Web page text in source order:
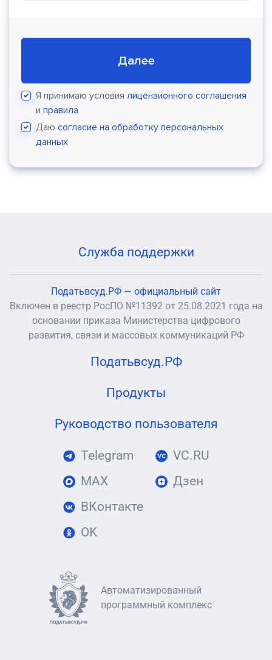
Далее
Я принимаю условия лицензионного соглашения
и правила
Даю согласие на обработку персональных
данных
Служба поддержки
Податьвсуд.РФ — официальный сайт
Включен в реестр РосПО №11392 от 25.08.2021 года на
основании приказа Министерства цифрового
развития, связи и массовых коммуникаций РФ
Податьвсуд.РФ
Продукты
Руководство пользователя
Telegram
MAX
ВКонтакте
OK
VC.RU
Дзен
Автоматизированный
программный комплекс